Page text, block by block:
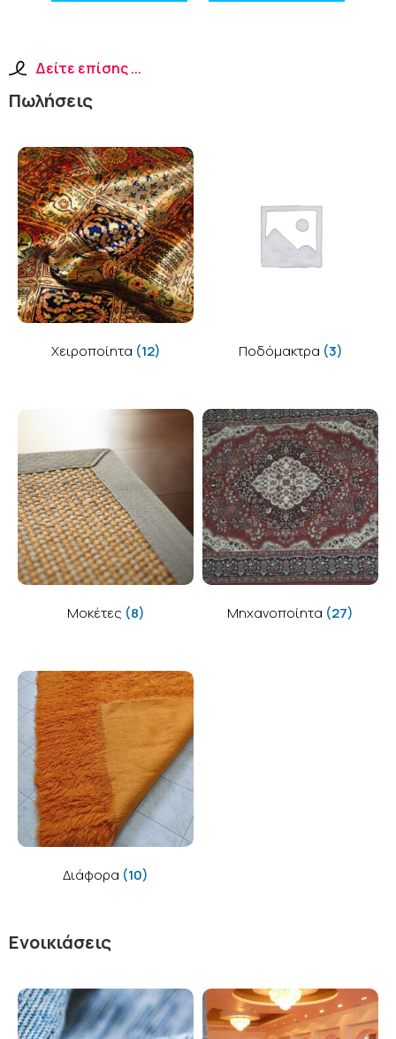
Δείτε επίσης ...
Πωλήσεις
Χειροποίητα (12) Ποδόμακτρα (3)
Μοκέτες (8) Μηχανοποίητα (27)
Διάφορα (10)
Ενοικιάσεις